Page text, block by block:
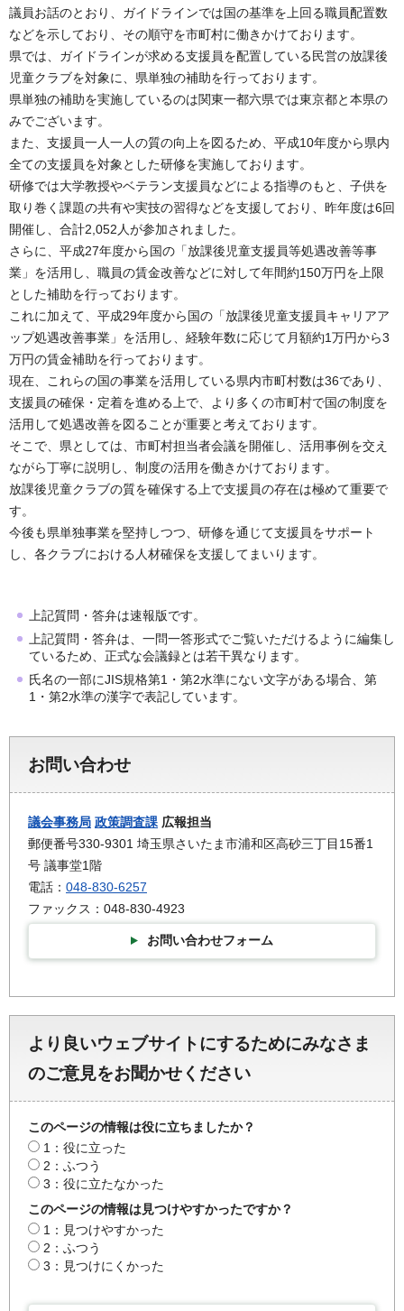
議員お話のとおり、ガイドラインでは国の基準を上回る職員配置数
などを示しており、その順守を市町村に働きかけております。
県では、ガイドラインが求める支援員を配置している民営の放課後
児童クラブを対象に、県単独の補助を行っております。
県単独の補助を実施しているのは関東一都六県では東京都と本県の
みでございます。
また、支援員一人一人の質の向上を図るため、平成10年度から県内
全ての支援員を対象とした研修を実施しております。
研修では大学教授やベテラン支援員などによる指導のもと、子供を
取り巻く課題の共有や実技の習得などを支援しており、昨年度は6回
開催し、合計2,052人が参加されました。
さらに、平成27年度から国の「放課後児童支援員等処遇改善等事
業」を活用し、職員の賃金改善などに対して年間約150万円を上限
とした補助を行っております。
これに加えて、平成29年度から国の「放課後児童支援員キャリアア
ップ処遇改善事業」を活用し、経験年数に応じて月額約1万円から3
万円の賃金補助を行っております。
現在、これらの国の事業を活用している県内市町村数は36であり、
支援員の確保・定着を進める上で、より多くの市町村で国の制度を
活用して処遇改善を図ることが重要と考えております。
そこで、県としては、市町村担当者会議を開催し、活用事例を交え
ながら丁寧に説明し、制度の活用を働きかけております。
放課後児童クラブの質を確保する上で支援員の存在は極めて重要で
す。
今後も県単独事業を堅持しつつ、研修を通じて支援員をサポート
し、各クラブにおける人材確保を支援してまいります。
上記質問・答弁は速報版です。
上記質問・答弁は、一問一答形式でご覧いただけるように編集し
ているため、正式な会議録とは若干異なります。
氏名の一部にJIS規格第1・第2水準にない文字がある場合、第
1・第2水準の漢字で表記しています。
お問い合わせ
議会事務局 政策調査課 広報担当
郵便番号330-9301 埼玉県さいたま市浦和区高砂三丁目15番1
号 議事堂1階
電話： 048-830-6257
ファックス：048-830-4923
お問い合わせフォーム
より良いウェブサイトにするためにみなさま
のご意見をお聞かせください
このページの情報は役に立ちましたか？
1：役に立った
2：ふつう
3：役に立たなかった
このページの情報は見つけやすかったですか？
1：見つけやすかった
2：ふつう
3：見つけにくかった